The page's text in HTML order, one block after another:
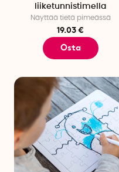
liiketunnistimella
Näyttää tietä pimeässä
19.03 €
Osta